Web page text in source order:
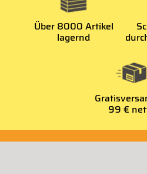
Über 8000 Artikel
lagernd
99 €